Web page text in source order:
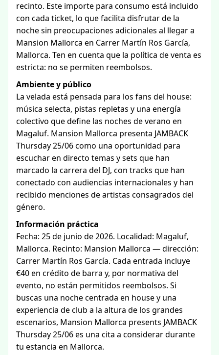
recinto. Este importe para consumo está incluido
con cada ticket, lo que facilita disfrutar de la
noche sin preocupaciones adicionales al llegar a
Mansion Mallorca en Carrer Martín Ros García,
Mallorca. Ten en cuenta que la política de venta es
estricta: no se permiten reembolsos.
Ambiente y público
La velada está pensada para los fans del house:
música selecta, pistas repletas y una energía
colectivo que define las noches de verano en
Magaluf. Mansion Mallorca presenta JAMBACK
Thursday 25/06 como una oportunidad para
escuchar en directo temas y sets que han
marcado la carrera del DJ, con tracks que han
conectado con audiencias internacionales y han
recibido menciones de artistas consagrados del
género.
Información práctica
Fecha: 25 de junio de 2026. Localidad: Magaluf,
Mallorca. Recinto: Mansion Mallorca — dirección:
Carrer Martín Ros García. Cada entrada incluye
€40 en crédito de barra y, por normativa del
evento, no están permitidos reembolsos. Si
buscas una noche centrada en house y una
experiencia de club a la altura de los grandes
escenarios, Mansion Mallorca presents JAMBACK
Thursday 25/06 es una cita a considerar durante
tu estancia en Mallorca.